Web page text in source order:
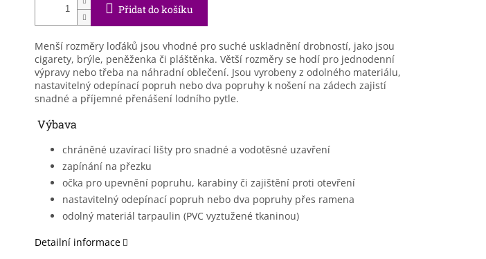
Přidat do košíku
Menší rozměry loďáků jsou vhodné pro suché uskladnění drobností, jako jsou
cigarety, brýle, peněženka či pláštěnka. Větší rozměry se hodí pro jednodenní
výpravy nebo třeba na náhradní oblečení. Jsou vyrobeny z odolného materiálu,
nastavitelný odepínací popruh nebo dva popruhy k nošení na zádech zajistí
snadné a příjemné přenášení lodního pytle.
Výbava
chráněné uzavírací lišty pro snadné a vodotěsné uzavření
zapínání na přezku
očka pro upevnění popruhu, karabiny či zajištění proti otevření
nastavitelný odepínací popruh nebo dva popruhy přes ramena
odolný materiál tarpaulin (PVC vyztužené tkaninou)
Detailní informace